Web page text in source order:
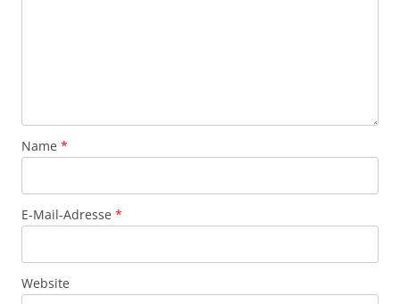
Name *
E-Mail-Adresse *
Website